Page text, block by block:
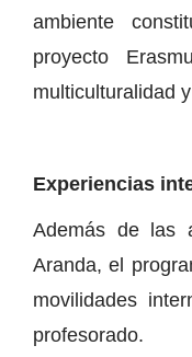
ambiente
proyecto
multiculturalidad
Experiencias
Además de las
Aranda, el
movilidades
profesorado.